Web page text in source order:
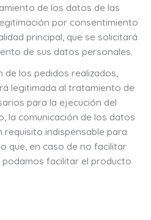
de los datos de las
por consentimiento
principal, que se solicitará
de sus datos personales.
los pedidos realizados,
legitimada al tratamiento de
para la ejecución del
la comunicación de los datos
requisito indispensable para
que, en caso de no facilitar
facilitar el producto